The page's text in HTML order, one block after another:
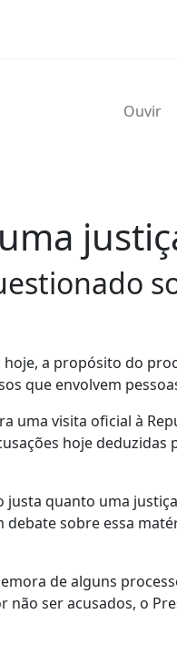
Ouvir
a propósito do
que envolvem
uma visita oficial à
hoje
justa quanto uma
sobre essa
de alguns
ser acusados, o